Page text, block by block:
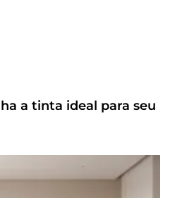
a tinta ideal para seu